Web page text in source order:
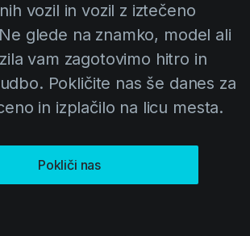
vozil in vozil z iztečeno
glede na znamko, model ali
vam zagotovimo hitro in
Pokličite nas še danes za
in izplačilo na licu mesta.
Pokliči nas